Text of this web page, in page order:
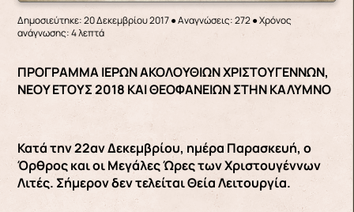
Δημοσιεύτηκε: 20 Δεκεμβρίου 2017●Αναγνώσεις: 272● Χρόνος
ανάγνωσης: 4 λεπτά
ΠΡΟΓΡΑΜΜΑ ΙΕΡΩΝ ΑΚΟΛΟΥΘΙΩΝ ΧΡΙΣΤΟΥΓΕΝΝΩΝ,
ΝΕΟΥ ΕΤΟΥΣ 2018 ΚΑΙ ΘΕΟΦΑΝΕΙΩΝ ΣΤΗΝ ΚΑΛΥΜΝΟ
Κατά την 22αν Δεκεμβρίου, ημέρα Παρασκευή, ο
Όρθρος και οι Μεγάλες Ώρες των Χριστουγέννων
Λιτές. Σήμερον δεν τελείται Θεία Λειτουργία.